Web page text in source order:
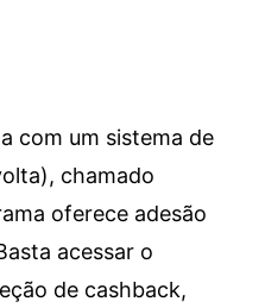
com um sistema de
chamado
oferece adesão
acessar o
de cashback,